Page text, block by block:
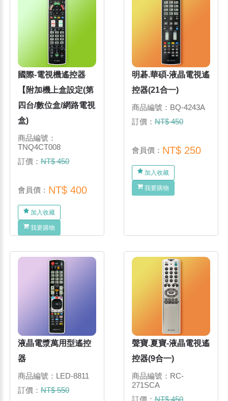
國際-電視機遙控器
【附加機上盒設定(第
四台/數位盒/網路電視
盒)
商品編號：
TNQ4CT008
訂價：NT$ 450
會員價： NT$ 400
加入收藏
我要購物
明碁.華碩-液晶電視遙
控器(21合一)
商品編號：BQ-4243A
訂價：NT$ 450
會員價： NT$ 250
加入收藏
我要購物
液晶電漿萬用型遙控
器
商品編號：LED-8811
訂價：NT$ 550
聲寶.夏寶-液晶電視遙
控器(9合一)
商品編號：RC-
271SCA
訂價：NT$ 450